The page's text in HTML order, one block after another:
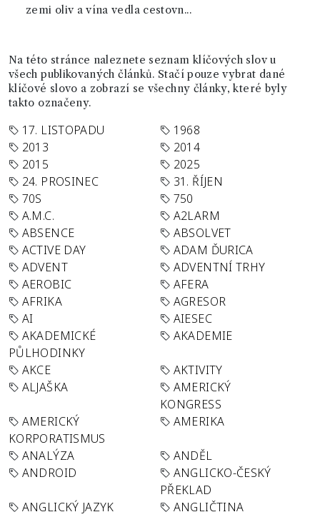
zemi oliv a vína vedla cestovn...
Na této stránce naleznete seznam klíčových slov u
všech publikovaných článků. Stačí pouze vybrat dané
klíčové slovo a zobrazí se všechny články, které byly
takto označeny.
17. LISTOPADU
1968
2013
2014
2015
2025
24. PROSINEC
31. ŘÍJEN
70S
750
A.M.C.
A2LARM
ABSENCE
ABSOLVET
ACTIVE DAY
ADAM ĎURICA
ADVENT
ADVENTNÍ TRHY
AEROBIC
AFERA
AFRIKA
AGRESOR
AI
AIESEC
AKADEMICKÉ
PŮLHODINKY
AKADEMIE
AKCE
AKTIVITY
ALJAŠKA
AMERICKÝ
KONGRESS
AMERICKÝ
KORPORATISMUS
AMERIKA
ANALÝZA
ANDĚL
ANDROID
ANGLICKO-ČESKÝ
PŘEKLAD
ANGLICKÝ JAZYK
ANGLIČTINA